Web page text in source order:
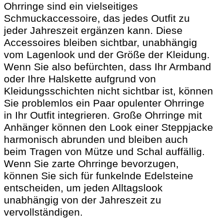
Ohrringe sind ein vielseitiges
Schmuckaccessoire, das jedes Outfit zu
jeder Jahreszeit ergänzen kann. Diese
Accessoires bleiben sichtbar, unabhängig
vom Lagenlook und der Größe der Kleidung.
Wenn Sie also befürchten, dass Ihr Armband
oder Ihre Halskette aufgrund von
Kleidungsschichten nicht sichtbar ist, können
Sie problemlos ein Paar opulenter Ohrringe
in Ihr Outfit integrieren. Große Ohrringe mit
Anhänger können den Look einer Steppjacke
harmonisch abrunden und bleiben auch
beim Tragen von Mütze und Schal auffällig.
Wenn Sie zarte Ohrringe bevorzugen,
können Sie sich für funkelnde Edelsteine ​​
entscheiden, um jeden Alltagslook
unabhängig von der Jahreszeit zu
vervollständigen.